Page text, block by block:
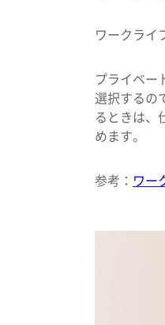
ワークライ
プライベー
選択するの
るときは、
めます。
参考： ワー